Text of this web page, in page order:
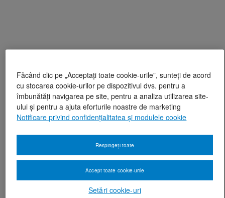
Făcând clic pe „Acceptați toate cookie-urile”, sunteți de acord
cu stocarea cookie-urilor pe dispozitivul dvs. pentru a
îmbunătăți navigarea pe site, pentru a analiza utilizarea site-
ului și pentru a ajuta eforturile noastre de marketing
Notificare privind confidențialitatea și modulele cookie
Setări cookie-uri
Respingeți toate
Accept toate cookie-urile